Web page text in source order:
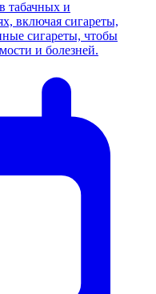
табачных и
включая сигареты,
сигареты, чтобы
и болезней.